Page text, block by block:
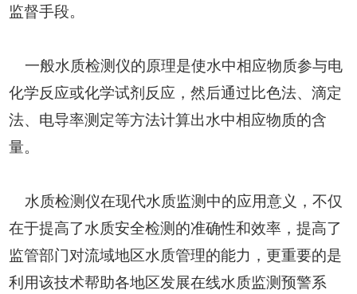
监督手段。
一般水质检测仪的原理是使水中相应物质参与电
化学反应或化学试剂反应，然后通过比色法、滴定
法、电导率测定等方法计算出水中相应物质的含
量。
水质检测仪在现代水质监测中的应用意义，不仅
在于提高了水质安全检测的准确性和效率，提高了
监管部门对流域地区水质管理的能力，更重要的是
利用该技术帮助各地区发展在线水质监测预警系